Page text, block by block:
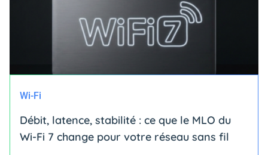
Wi-Fi
Débit, latence, stabilité : ce que le MLO du
Wi-Fi 7 change pour votre réseau sans fil